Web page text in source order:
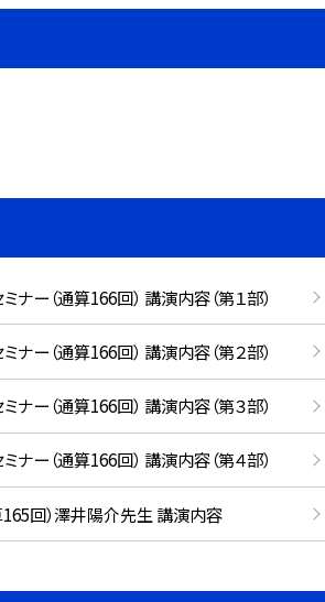
ナー（通算166回） 講演内容（第１部）
ナー（通算166回） 講演内容（第２部）
ナー（通算166回） 講演内容（第３部）
ナー（通算166回） 講演内容（第４部）
回）澤井陽介先生 講演内容